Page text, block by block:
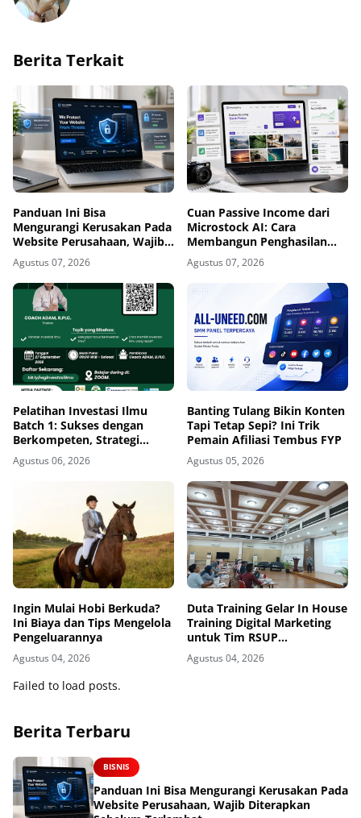
Berita Terkait
Panduan Ini Bisa
Mengurangi Kerusakan Pada
Website Perusahaan, Wajib
Diterapkan Sebelum
Terlambat
Agustus 07, 2026
Cuan Passive Income dari
Microstock AI: Cara
Membangun Penghasilan
Jangka Panjang di Era
Kecerdasan Buatan
Agustus 07, 2026
Pelatihan Investasi Ilmu
Batch 1: Sukses dengan
Berkompeten, Strategi
Meningkatkan Daya Saing di
Era AI dan Persaingan Global
Agustus 06, 2026
Banting Tulang Bikin Konten
Tapi Tetap Sepi? Ini Trik
Pemain Afiliasi Tembus FYP
Agustus 05, 2026
Ingin Mulai Hobi Berkuda?
Ini Biaya dan Tips Mengelola
Pengeluarannya
Agustus 04, 2026
Duta Training Gelar In House
Training Digital Marketing
untuk Tim RSUP
Persahabatan
Agustus 04, 2026
Failed to load posts.
Berita Terbaru
BISNIS
Panduan Ini Bisa Mengurangi Kerusakan Pada
Website Perusahaan, Wajib Diterapkan